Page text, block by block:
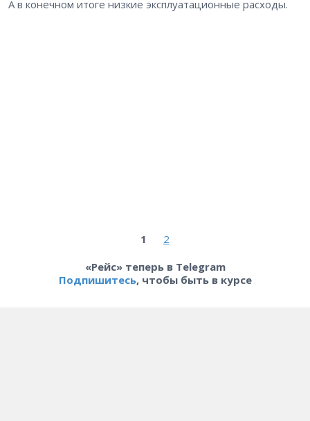
А в конечном итоге низкие эксплуатационные расходы.
1
2
«Рейс» теперь в Telegram
Подпишитесь, чтобы быть в курсе